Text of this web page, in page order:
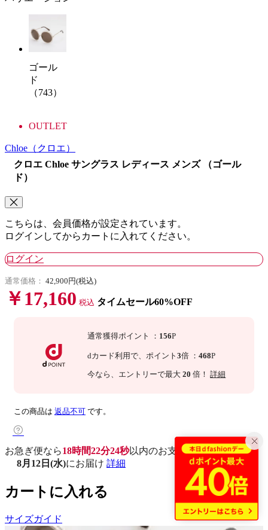
ゴール
ド
（743）
OUTLET
Chloe （クロエ）
クロエ Chloe サングラス レディース メンズ （ゴール
ド）
こちらは、会員価格が設定されています。
ログインしてからカートに入れてください。
ログイン
通常価格： 42,900円(税込)
￥17,160 税込 タイムセール60%OFF
通常獲得ポイント ： 156P
dカード利用で、ポイント3倍 ：468P
今なら 、エントリーで最大 20 倍！詳細
この商品は 返品不可 です。
お急ぎ便なら18時間22分23秒以内のお支払いで
8月12日(水)にお届け 詳細
カートに入れる
サイズガイド